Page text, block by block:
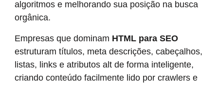
algoritmos e melhorando sua posição na busca
orgânica.
Empresas que dominam HTML para SEO
estruturam títulos, meta descrições, cabeçalhos,
listas, links e atributos alt de forma inteligente,
criando conteúdo facilmente lido por crawlers e